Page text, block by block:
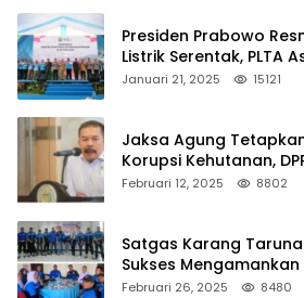
Presiden Prabowo
Listrik Serentak, PLTA
Januari 21, 2025 15121
Jaksa Agung
Korupsi Kehutanan,
Pengusutan Pajak RAPP
Februari 12, 2025 8802
Satgas Karang
Sukses
VII Karang Taruna
Februari 26, 2025 8480